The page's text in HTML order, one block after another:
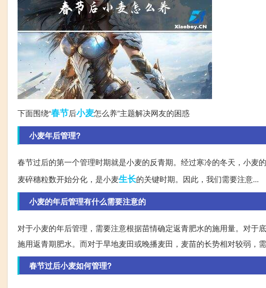
下面围绕“春节后小麦怎么养”主题解决网友的困惑
小麦年后管理?
春节过后的第一个管理时期就是小麦的反青期。经过寒冷的冬天，小麦
麦碎穗粒数开始分化，是小麦生长的关键时期。因此，我们需要注意...
小麦的年后管理有什么需要注意的
对于小麦的年后管理，需要注意根据苗情确定返青肥水的施用量。对于
施用返青期肥水。而对于旱地麦田或晚播麦田，麦苗的长势相对较弱，
春节过后小麦如何管理?